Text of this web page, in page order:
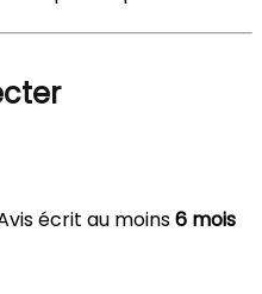
écrit au moins6 mois